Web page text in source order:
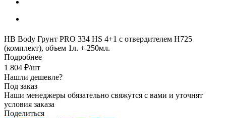
HB Body Грунт PRO 334 HS 4+1 с отвердителем H725
(комплект), объем 1л. + 250мл.
Подробнее
1 804 ₽/шт
Нашли дешевле?
Под заказ
Наши менеджеры обязательно свяжутся с вами и уточнят
условия заказа
Поделиться